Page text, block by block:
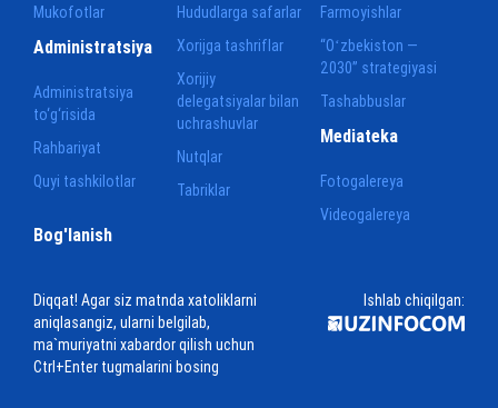
Mukofotlar
Hududlarga safarlar
Xorijga tashriflar
Xorijiy
delegatsiyalar bilan
uchrashuvlar
Nutqlar
Tabriklar
Farmoyishlar
“Oʻzbekiston —
2030” strategiyasi
Tashabbuslar
Administratsiya
Administratsiya
to‘g‘risida
Rahbariyat
Quyi tashkilotlar
Mediateka
Fotogalereya
Videogalereya
Bog'lanish
Diqqat! Agar siz matnda xatoliklarni
aniqlasangiz, ularni belgilab,
ma`muriyatni xabardor qilish uchun
Ctrl+Enter tugmalarini bosing
Ishlab chiqilgan: